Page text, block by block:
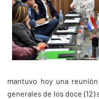
mantuvo hoy una
generales de los doce (12)